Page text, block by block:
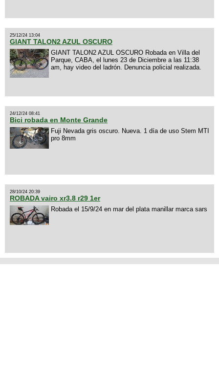
25/12/24 13:04
GIANT TALON2 AZUL OSCURO
GIANT TALON2 AZUL OSCURO Robada en Villa del
Parque, CABA, el lunes 23 de Diciembre a las 11:38
am, hay video del ladrón. Denuncia policial realizada.
24/12/24 08:41
Bici robada en Monte Grande
Fuji Nevada gris oscuro. Nueva. 1 día de uso Stem MTI
pro 8mm
28/10/24 20:39
ROBADA vairo xr3.8 r29 1er
Robada el 15/9/24 en mar del plata manillar marca sars